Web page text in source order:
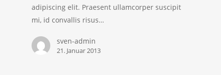
adipiscing elit. Praesent ullamcorper suscipit
mi, id convallis risus…
sven-admin
21. Januar 2013